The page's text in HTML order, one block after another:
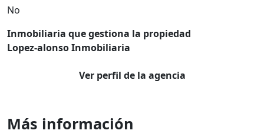
No
Inmobiliaria que gestiona la propiedad
Lopez-alonso Inmobiliaria
Ver perfil de la agencia
Más información